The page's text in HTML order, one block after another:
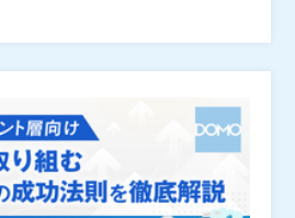
ます。こうした状況は、DX推進
て、多くの企業が直面している課
ーコード環境と、基幹システムと
り、現場主導の継続的な改善を支
現場DXの加速方法をわかりやす
活用研究所（
） マジセミ株式
演企業は将来的に追加、削除さ
。